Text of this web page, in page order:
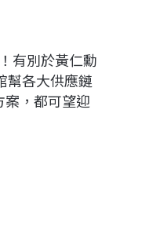
有別於黃仁勳
幫各大供應鏈
，都可望迎